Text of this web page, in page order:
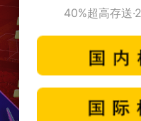
40%超高存送